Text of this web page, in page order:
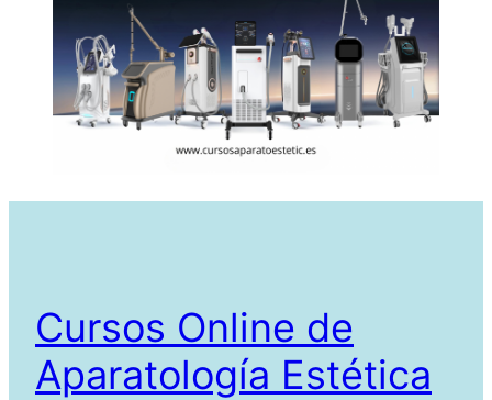
Cursos Online de
Aparatología Estética